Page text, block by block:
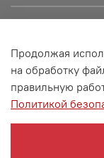
© ООО "РУСТОРГ",
и носит
сайта являются
дизайн).
числе путем
Интернете) или
Продолжая
на обработку
правильную
Политикой